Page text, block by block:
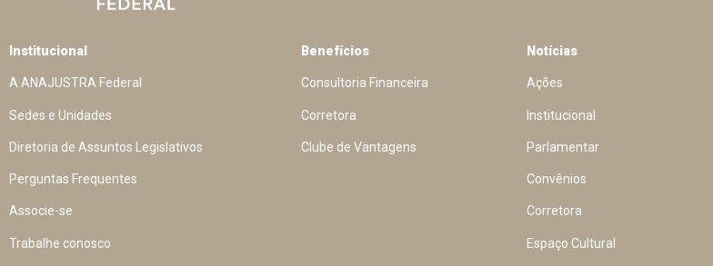
Institucional
A ANAJUSTRA Federal
Sedes e Unidades
Diretoria de Assuntos Legislativos
Perguntas Frequentes
Associe-se
Trabalhe conosco
Benefícios
Consultoria Financeira
Corretora
Clube de Vantagens
Notícias
Ações
Institucional
Parlamentar
Convênios
Corretora
Espaço Cultural